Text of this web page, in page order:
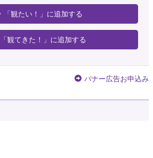
「観たい！」に追加する
「観てきた！」に追加する
バナー広告お申込み